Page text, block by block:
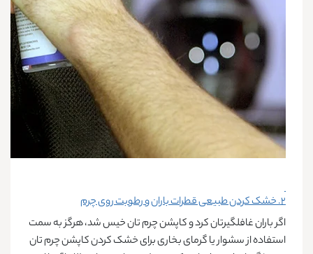
۲. خشک‌ کردن طبیعی قطرات باران و رطوبت روی چرم
اگر باران غافلگیرتان کرد و کاپشن چرم تان خیس شد، هرگز به سمت
استفاده از سشوار یا گرمای بخاری برای خشک کردن کاپشن چرم تان